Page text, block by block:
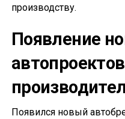
производству.
Появление
Появился новый